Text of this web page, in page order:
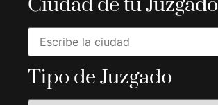
Ciudad de tu Juzgado
Tipo de Juzgado